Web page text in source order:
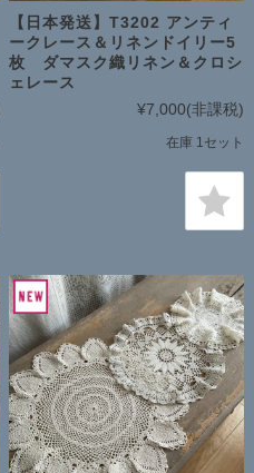
【日本発送】T3202 アンティ
ークレース＆リネンドイリー5
枚 ダマスク織リネン＆クロシ
ェレース
¥7,000(非課税)
在庫 1セット